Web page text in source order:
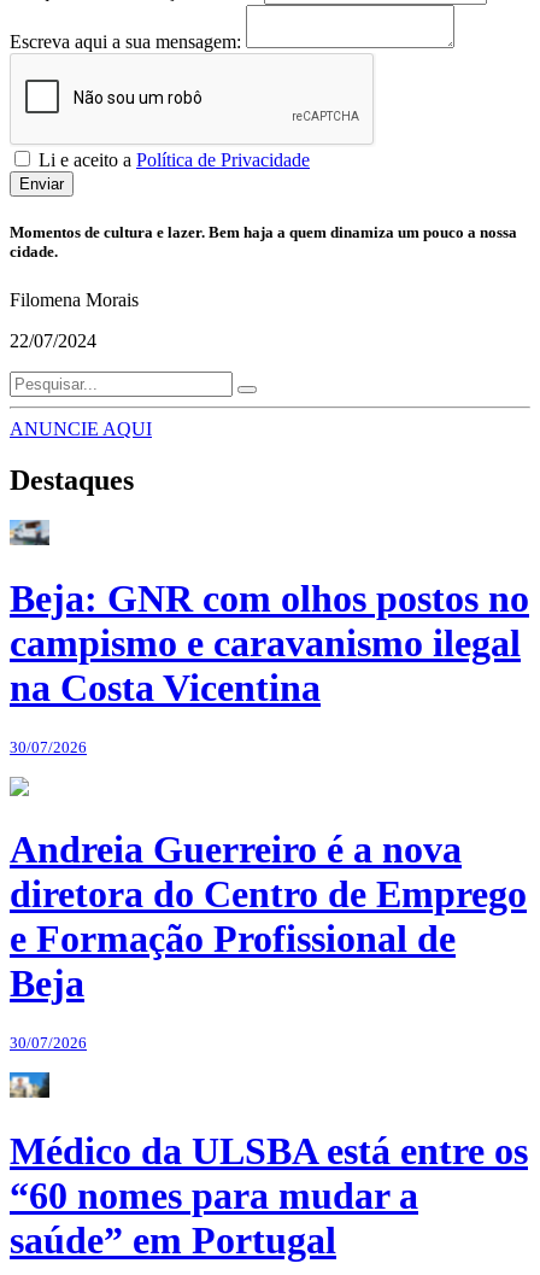
Escreva aqui a sua mensagem:
Li e aceito a Política de Privacidade
Enviar
Momentos de cultura e lazer. Bem haja a quem dinamiza um pouco a nossa
cidade.
Filomena Morais
22/07/2024
ANUNCIE AQUI
Destaques
Beja: GNR com olhos postos no
campismo e caravanismo ilegal
na Costa Vicentina
30/07/2026
Andreia Guerreiro é a nova
diretora do Centro de Emprego
e Formação Profissional de
Beja
30/07/2026
Médico da ULSBA está entre os
“60 nomes para mudar a
saúde” em Portugal